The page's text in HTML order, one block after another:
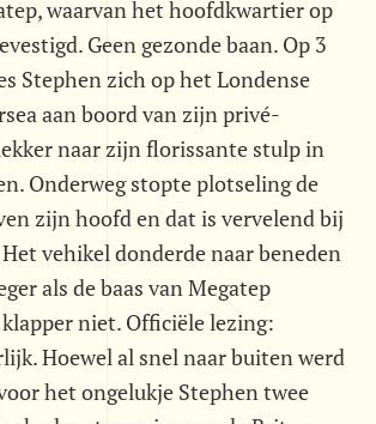
waarvan het hoofdkwartier op
Geen gezonde baan. Op 3
Stephen zich op het Londense
aan boord van zijn privé-
naar zijn florissante stulp in
Onderweg stopte plotseling de
zijn hoofd en dat is vervelend bij
vehikel donderde naar beneden
als de baas van Megatep
niet. Officiële lezing:
Hoewel al snel naar buiten werd
het ongelukje Stephen twee